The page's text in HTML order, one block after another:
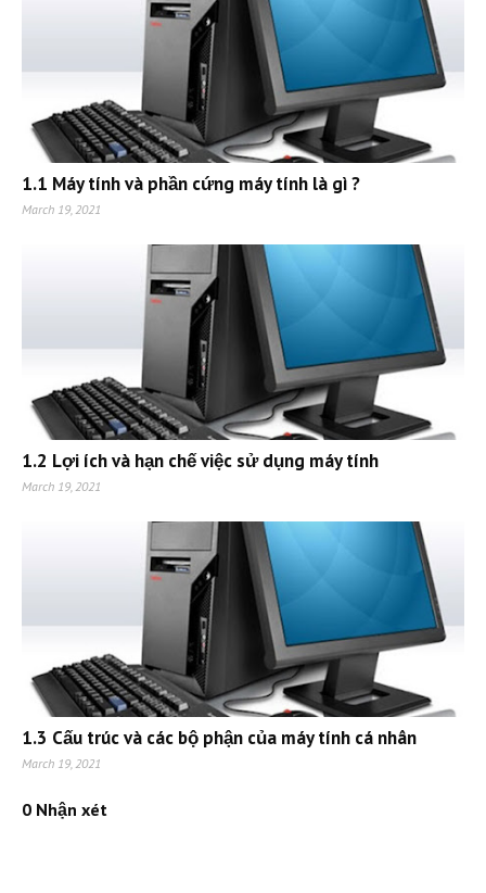
1.1 Máy tính và phần cứng máy tính là gì ?
March 19, 2021
1.2 Lợi ích và hạn chế việc sử dụng máy tính
March 19, 2021
1.3 Cấu trúc và các bộ phận của máy tính cá nhân
March 19, 2021
0 Nhận xét